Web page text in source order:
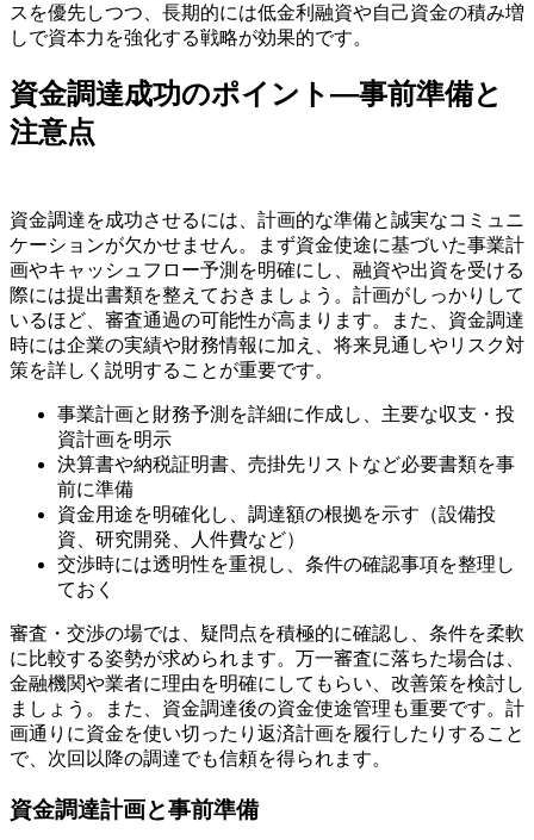
スを優先しつつ、長期的には低金利融資や自己資金の積み増
しで資本力を強化する戦略が効果的です。
資金調達成功のポイント—事前準備と
注意点
資金調達を成功させるには、計画的な準備と誠実なコミュニ
ケーションが欠かせません。まず資金使途に基づいた事業計
画やキャッシュフロー予測を明確にし、融資や出資を受ける
際には提出書類を整えておきましょう。計画がしっかりして
いるほど、審査通過の可能性が高まります。また、資金調達
時には企業の実績や財務情報に加え、将来見通しやリスク対
策を詳しく説明することが重要です。
事業計画と財務予測を詳細に作成し、主要な収支・投
資計画を明示
決算書や納税証明書、売掛先リストなど必要書類を事
前に準備
資金用途を明確化し、調達額の根拠を示す（設備投
資、研究開発、人件費など）
交渉時には透明性を重視し、条件の確認事項を整理し
ておく
審査・交渉の場では、疑問点を積極的に確認し、条件を柔軟
に比較する姿勢が求められます。万一審査に落ちた場合は、
金融機関や業者に理由を明確にしてもらい、改善策を検討し
ましょう。また、資金調達後の資金使途管理も重要です。計
画通りに資金を使い切ったり返済計画を履行したりすること
で、次回以降の調達でも信頼を得られます。
資金調達計画と事前準備